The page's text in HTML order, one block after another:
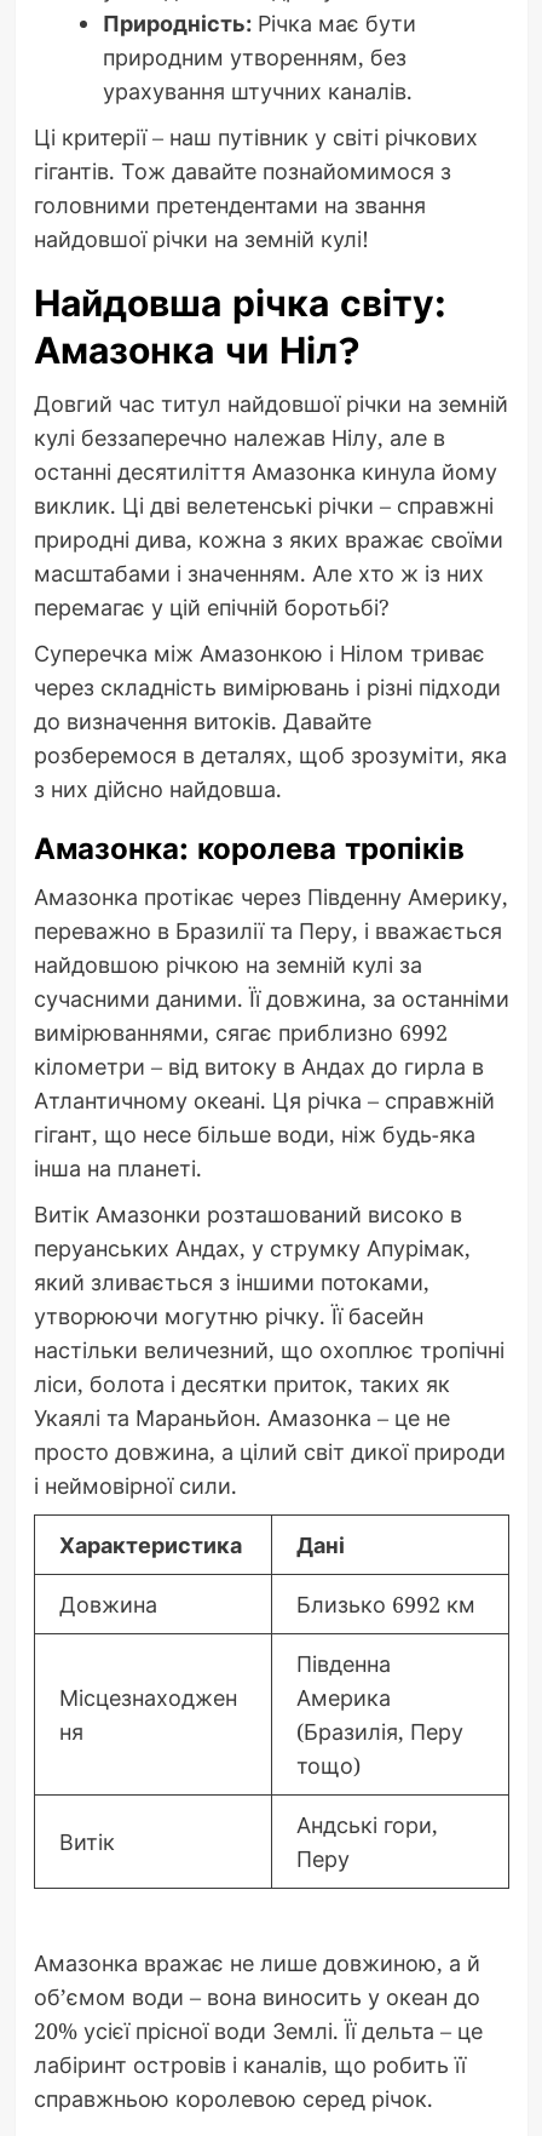
Природність:Річка має бути
природним утворенням, без
урахування штучних каналів.
Ці критерії – наш путівник у світі річкових
гігантів. Тож давайте познайомимося з
головними претендентами на звання
найдовшої річки на земній кулі!
Найдовша річка світу:
Амазонка чи Ніл?
Довгий час титул найдовшої річки на земній
кулі беззаперечно належав Нілу, але в
останні десятиліття Амазонка кинула йому
виклик. Ці дві велетенські річки – справжні
природні дива, кожна з яких вражає своїми
масштабами і значенням. Але хто ж із них
перемагає у цій епічній боротьбі?
Суперечка між Амазонкою і Нілом триває
через складність вимірювань і різні підходи
до визначення витоків. Давайте
розберемося в деталях, щоб зрозуміти, яка
з них дійсно найдовша.
Амазонка: королева тропіків
Амазонка протікає через Південну Америку,
переважно в Бразилії та Перу, і вважається
найдовшою річкою на земній кулі за
сучасними даними. Її довжина, за останніми
вимірюваннями, сягає приблизно 6992
кілометри – від витоку в Андах до гирла в
Атлантичному океані. Ця річка – справжній
гігант, що несе більше води, ніж будь-яка
інша на планеті.
Витік Амазонки розташований високо в
перуанських Андах, у струмку Апурімак,
який зливається з іншими потоками,
утворюючи могутню річку. Її басейн
настільки величезний, що охоплює тропічні
ліси, болота і десятки приток, таких як
Укаялі та Мараньйон. Амазонка – це не
просто довжина, а цілий світ дикої природи
і неймовірної сили.
Характеристика Дані
Довжина Близько 6992 км
Місцезнаходжен
ня
Південна
Америка
(Бразилія, Перу
тощо)
Витік
Андські гори,
Перу
Амазонка вражає не лише довжиною, а й
об’ємом води – вона виносить у океан до
20% усієї прісної води Землі. Її дельта – це
лабіринт островів і каналів, що робить її
справжньою королевою серед річок.